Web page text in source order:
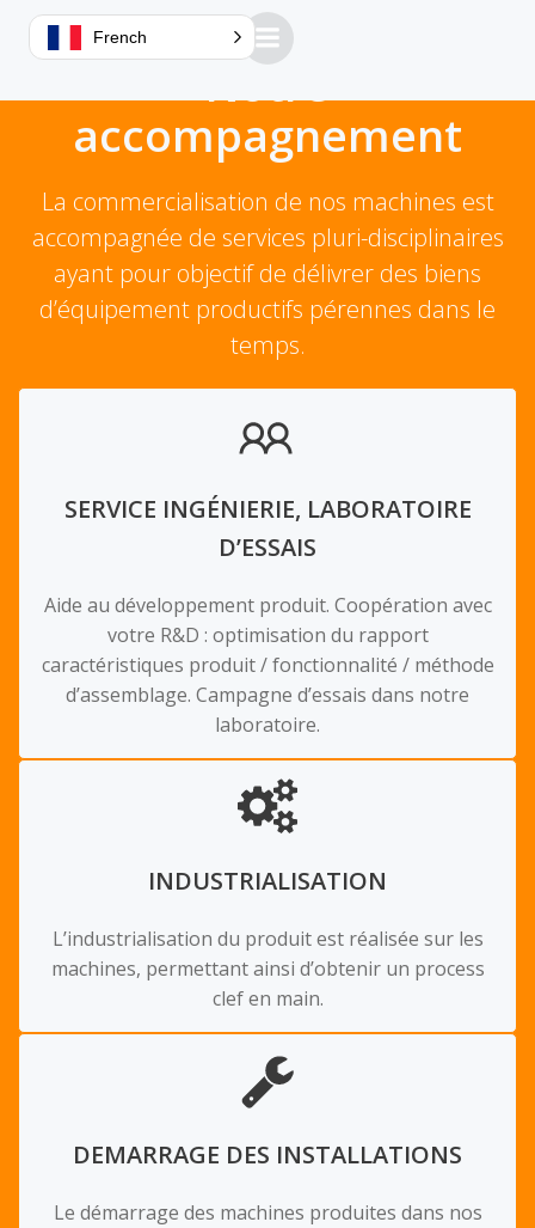
Notre
accompagnement
La commercialisation de nos machines est
accompagnée de services pluri-disciplinaires
ayant pour objectif de délivrer des biens
d’équipement productifs pérennes dans le
temps.
SERVICE INGÉNIERIE, LABORATOIRE
D’ESSAIS
Aide au développement produit. Coopération avec
votre R&D : optimisation du rapport
caractéristiques produit / fonctionnalité / méthode
d’assemblage. Campagne d’essais dans notre
laboratoire.
INDUSTRIALISATION
L’industrialisation du produit est réalisée sur les
machines, permettant ainsi d’obtenir un process
clef en main.
DEMARRAGE DES INSTALLATIONS
Le démarrage des machines produites dans nos
French